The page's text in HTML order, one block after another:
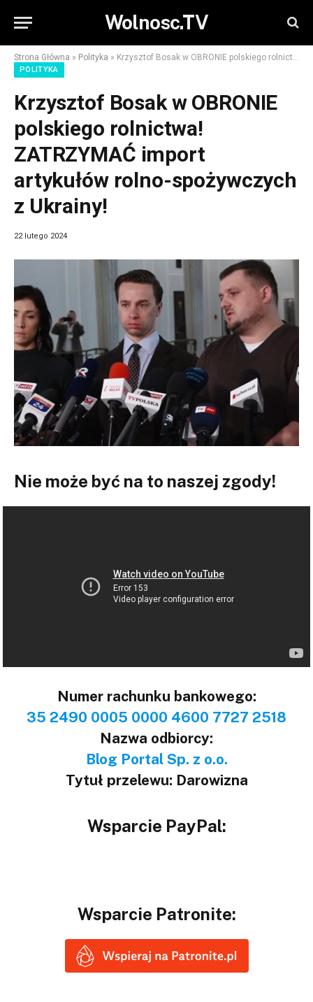
Wolnosc.TV
Strona Główna » Polityka » Krzysztof Bosak w OBRONIE polskiego rolnictwa! ZATRZYMAĆ import artykułów rolno-spożywczych z Ukrainy!
POLITYKA
Krzysztof Bosak w OBRONIE
polskiego rolnictwa!
ZATRZYMAĆ import
artykułów rolno-spożywczych
z Ukrainy!
22 lutego 2024
Nie może być na to naszej zgody!
Numer rachunku bankowego:
35 2490 0005 0000 4600 7727 2518
Nazwa odbiorcy:
Blog Portal Sp. z o.o.
Tytuł przelewu: Darowizna
Wsparcie PayPal:
Wsparcie Patronite: